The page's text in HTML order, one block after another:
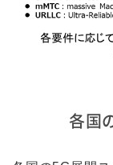
各国